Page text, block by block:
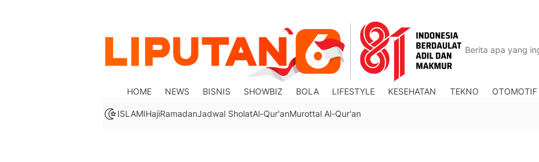
HOME NEWS BISNIS SHOWBIZ BOLA LIFESTYLE KESEHATAN TEKNO OTOMOTIF
ISLAMIHajiRamadanJadwal SholatAl-Qur'anMurottal Al-Qur'an